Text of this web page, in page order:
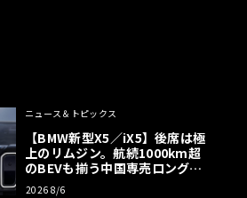
ニュース＆トピックス
【BMW新型X5／iX5】後席は極
上のリムジン。航続1000km超
のBEVも揃う中国専売ロング仕
様の全貌
2026 8/6